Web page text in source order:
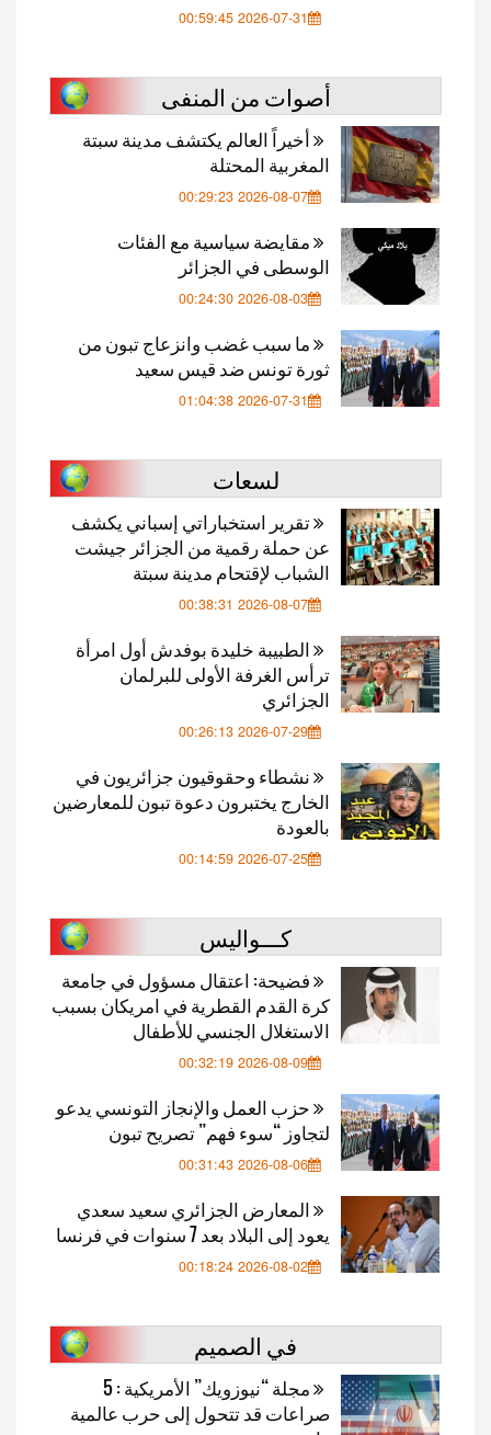
2026-07-31 00:59:45
أصوات من المنفى
أخيراً العالم يكتشف مدينة سبتة
المغربية المحتلة
2026-08-07 00:29:23
مقايضة سياسية مع الفئات
الوسطى في الجزائر
2026-08-03 00:24:30
ما سبب غضب وانزعاج تبون من
ثورة تونس ضد قيس سعيد
2026-07-31 01:04:38
لسعات
تقرير استخباراتي إسباني يكشف
عن حملة رقمية من الجزائر جيشت
الشباب لإقتحام مدينة سبتة
2026-08-07 00:38:31
الطبيبة خليدة بوفدش أول امرأة
ترأس الغرفة الأولى للبرلمان
الجزائري
2026-07-29 00:26:13
نشطاء وحقوقيون جزائريون في
الخارج يختبرون دعوة تبون للمعارضين
بالعودة
2026-07-25 00:14:59
كـــواليس
فضيحة: اعتقال مسؤول في جامعة
كرة القدم القطرية في امريكان بسبب
الاستغلال الجنسي للأطفال
2026-08-09 00:32:19
حزب العمل والإنجاز التونسي يدعو
لتجاوز “سوء فهم” تصريح تبون
2026-08-06 00:31:43
المعارض الجزائري سعيد سعدي
يعود إلى البلاد بعد 7 سنوات في فرنسا
2026-08-02 00:18:24
في الصميم
مجلة “نيوزويك” الأمريكية : 5
صراعات قد تتحول إلى حرب عالمية